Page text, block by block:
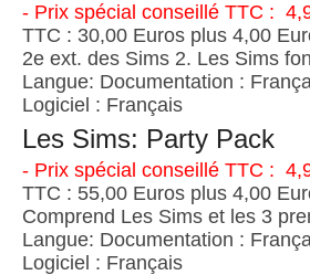
- Prix spécial conseillé TTC :
TTC : 30,00 Euros plus 4,00
2e ext. des Sims 2. Les Sims
Langue: Documentation :
Logiciel : Français
Les Sims: Party Pack
- Prix spécial conseillé TTC :
TTC : 55,00 Euros plus 4,00
Comprend Les Sims et les 3
Langue: Documentation :
Logiciel : Français